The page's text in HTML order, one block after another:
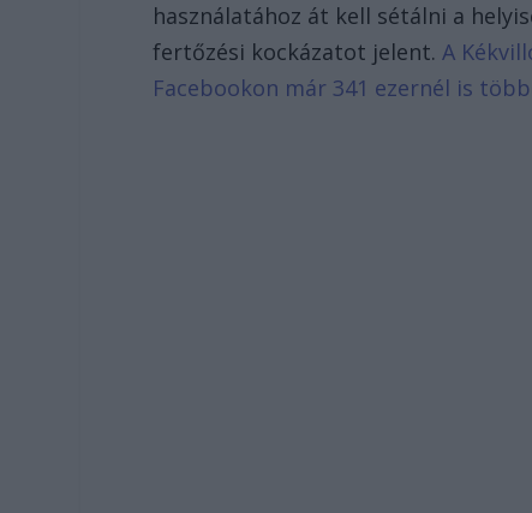
használatához át kell sétálni a
fertőzési kockázatot jelent.A
Facebookon már 341 ezernél is